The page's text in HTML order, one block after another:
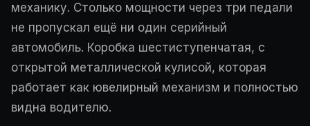
механику. Столько мощности через три педали
не пропускал ещё ни один серийный
автомобиль. Коробка шестиступенчатая, с
открытой металлической кулисой, которая
работает как ювелирный механизм и полностью
видна водителю.